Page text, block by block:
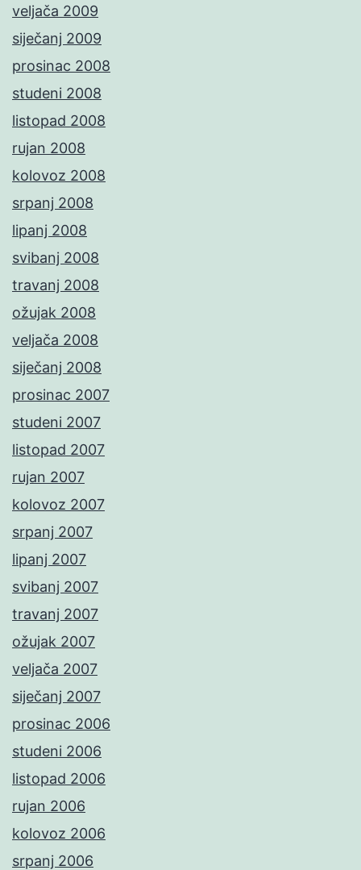
veljača 2009
siječanj 2009
prosinac 2008
studeni 2008
listopad 2008
rujan 2008
kolovoz 2008
srpanj 2008
lipanj 2008
svibanj 2008
travanj 2008
ožujak 2008
veljača 2008
siječanj 2008
prosinac 2007
studeni 2007
listopad 2007
rujan 2007
kolovoz 2007
srpanj 2007
lipanj 2007
svibanj 2007
travanj 2007
ožujak 2007
veljača 2007
siječanj 2007
prosinac 2006
studeni 2006
listopad 2006
rujan 2006
kolovoz 2006
srpanj 2006